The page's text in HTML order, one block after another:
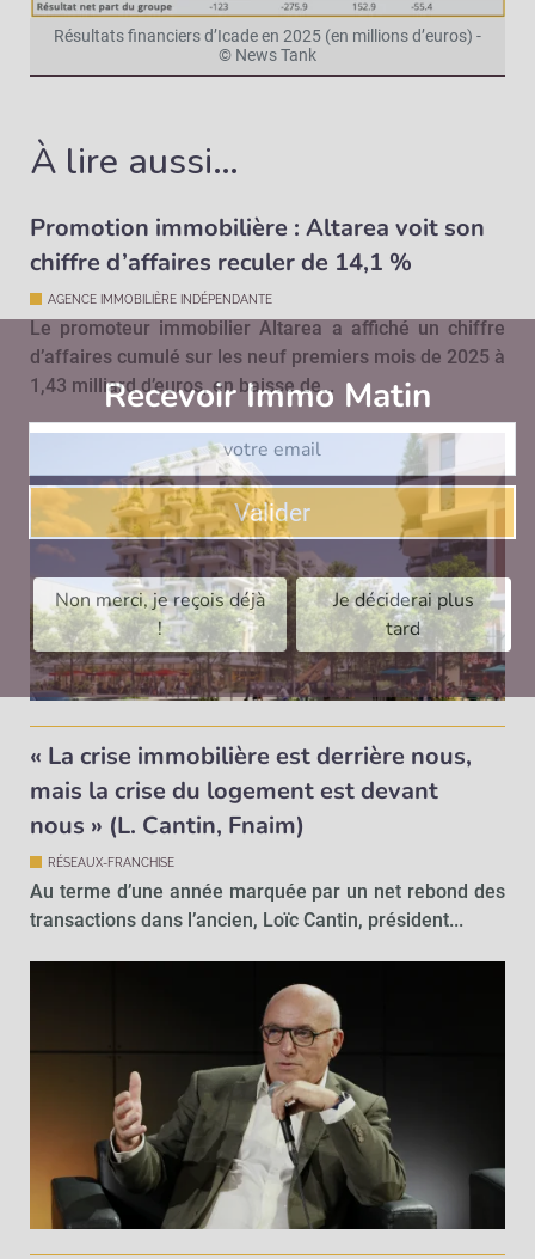
Résultats financiers d’Icade en 2025 (en millions d’euros) -
© News Tank
À lire aussi…
Promotion immobilière : Altarea voit son
chiffre d’affaires reculer de 14,1 %
AGENCE IMMOBILIÈRE INDÉPENDANTE
Le promoteur immobilier Altarea a affiché un chiffre
d’affaires cumulé sur les neuf premiers mois de 2025 à
1,43 milliard d’euros, en baisse de…
« La crise immobilière est derrière nous,
mais la crise du logement est devant
nous » (L. Cantin, Fnaim)
RÉSEAUX-FRANCHISE
Au terme d’une année marquée par un net rebond des
transactions dans l’ancien, Loïc Cantin, président...
Recevoir Immo Matin
Valider
Non merci, je reçois déjà
!
Je déciderai plus
tard